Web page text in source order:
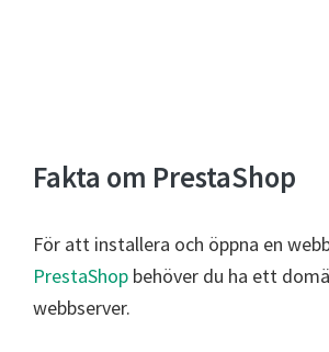
Fakta om PrestaShop
För att installera och öppna en
PrestaShop behöver du ha ett
webbserver.